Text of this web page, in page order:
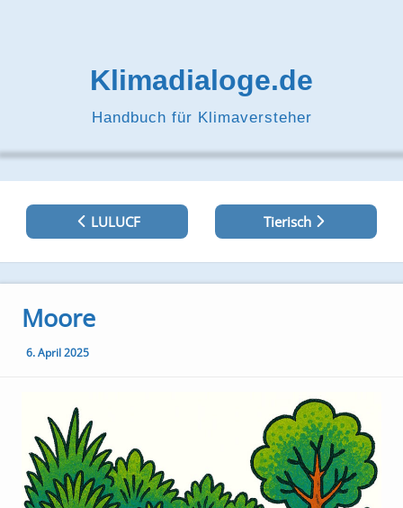
Klimadialoge.de
Handbuch für Klimaversteher
Beitragsnavigation
LULUCF Tierisch
Moore
6. April 2025